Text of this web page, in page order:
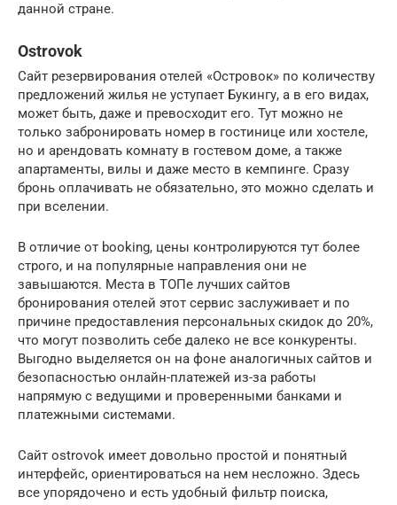
данной стране.
Ostrovok
Сайт резервирования отелей «Островок» по количеству
предложений жилья не уступает Букингу, а в его видах,
может быть, даже и превосходит его. Тут можно не
только забронировать номер в гостинице или хостеле,
но и арендовать комнату в гостевом доме, а также
апартаменты, вилы и даже место в кемпинге. Сразу
бронь оплачивать не обязательно, это можно сделать и
при вселении.
В отличие от booking, цены контролируются тут более
строго, и на популярные направления они не
завышаются. Места в ТОПе лучших сайтов
бронирования отелей этот сервис заслуживает и по
причине предоставления персональных скидок до 20%,
что могут позволить себе далеко не все конкуренты.
Выгодно выделяется он на фоне аналогичных сайтов и
безопасностью онлайн-платежей из-за работы
напрямую с ведущими и проверенными банками и
платежными системами.
Сайт ostrovok имеет довольно простой и понятный
интерфейс, ориентироваться на нем несложно. Здесь
все упорядочено и есть удобный фильтр поиска,